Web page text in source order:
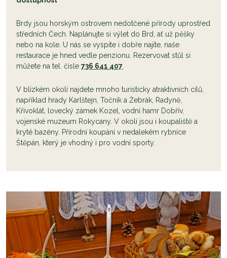
Brdy jsou horským ostrovem nedotčené přírody uprostřed
středních Čech. Naplánujte si výlet do Brd, ať už pěšky
nebo na kole. U nás se vyspíte i dobře najíte, naše
restaurace je hned vedle penzionu. Rezervovat stůl si
můžete na tel. čísle 736 641 407
V blízkém okolí najdete mnoho turisticky atraktivních cílů,
například hrady Karlštejn, Točník a Žebrák, Radyně,
Křivoklát, lovecký zámek Kozel, vodní hamr Dobřív,
vojenské muzeum Rokycany. V okolí jsou i koupaliště a
kryté bazény. Přírodní koupání v nedalekém rybníce
Štěpán, který je vhodný i pro vodní sporty.